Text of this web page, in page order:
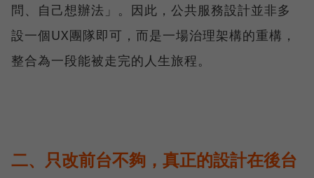
問、自己想辦法」。因此，公共服務設計並非多
設一個UX團隊即可，而是一場治理架構的重構，
整合為一段能被走完的人生旅程。
二、只改前台不夠，真正的設計在後台